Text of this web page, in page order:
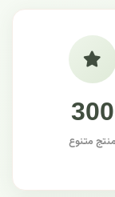
300
منتج متنوع